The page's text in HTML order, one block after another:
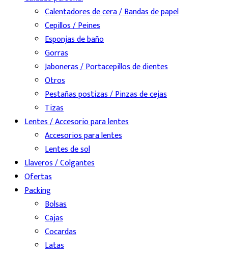
Calentadores de cera / Bandas de papel
Cepillos / Peines
Esponjas de baño
Gorras
Jaboneras / Portacepillos de dientes
Otros
Pestañas postizas / Pinzas de cejas
Tizas
Lentes / Accesorio para lentes
Accesorios para lentes
Lentes de sol
Llaveros / Colgantes
Ofertas
Packing
Bolsas
Cajas
Cocardas
Latas